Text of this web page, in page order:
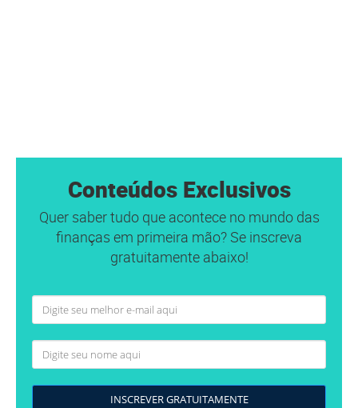
Conteúdos Exclusivos
Quer saber tudo que acontece no mundo das
finanças em primeira mão? Se inscreva
gratuitamente abaixo!
INSCREVER GRATUITAMENTE